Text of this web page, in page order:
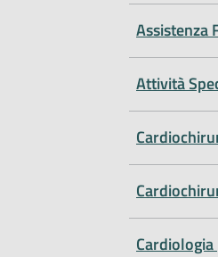
Assistenza
Attività
Cardiologia